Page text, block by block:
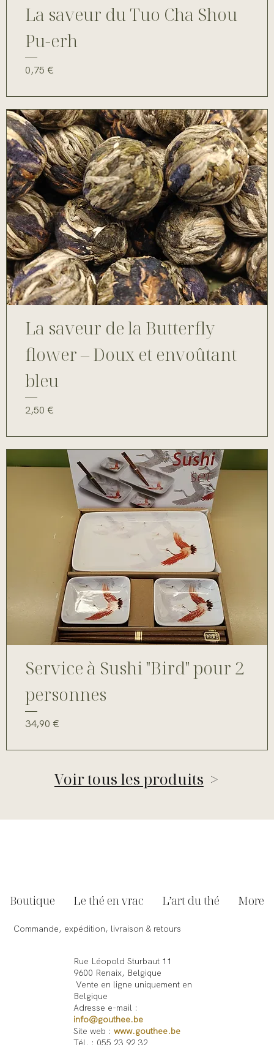
La saveur du Tuo Cha Shou
Pu-erh
Prix
0,75 €
La saveur de la Butterfly
flower – Doux et envoûtant
bleu
Prix
2,50 €
Service à Sushi "Bird" pour 2
personnes
Prix
34,90 €
Voir tous les produits >
Boutique Le thé en vrac L’art du thé More
Commande, expédition, livraison & retours
Rue Léopold Sturbaut 11
9600 Renaix, Belgique
Vente en ligne uniquement en
Belgique
Adresse e-mail :
info@gouthee.be
Site web : www.gouthee.be
Tél. : 055 23 92 32